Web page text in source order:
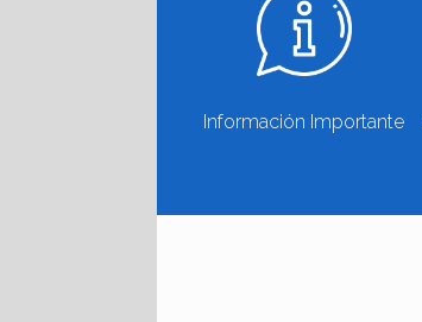
Información Importante